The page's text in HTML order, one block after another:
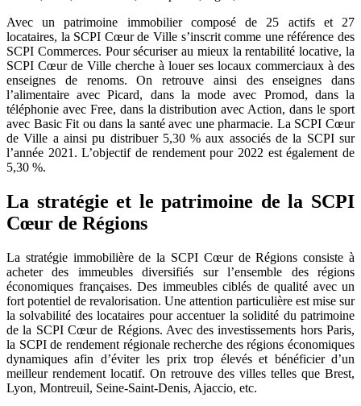
Avec un patrimoine immobilier composé de 25 actifs et 27
locataires, la SCPI Cœur de Ville s’inscrit comme une référence des
SCPI Commerces. Pour sécuriser au mieux la rentabilité locative, la
SCPI Cœur de Ville cherche à louer ses locaux commerciaux à des
enseignes de renoms. On retrouve ainsi des enseignes dans
l’alimentaire avec Picard, dans la mode avec Promod, dans la
téléphonie avec Free, dans la distribution avec Action, dans le sport
avec Basic Fit ou dans la santé avec une pharmacie. La SCPI Cœur
de Ville a ainsi pu distribuer 5,30 % aux associés de la SCPI sur
l’année 2021. L’objectif de rendement pour 2022 est également de
5,30 %.
La stratégie et le patrimoine de la SCPI
Cœur de Régions
La stratégie immobilière de la SCPI Cœur de Régions consiste à
acheter des immeubles diversifiés sur l’ensemble des régions
économiques françaises. Des immeubles ciblés de qualité avec un
fort potentiel de revalorisation. Une attention particulière est mise sur
la solvabilité des locataires pour accentuer la solidité du patrimoine
de la SCPI Cœur de Régions. Avec des investissements hors Paris,
la SCPI de rendement régionale recherche des régions économiques
dynamiques afin d’éviter les prix trop élevés et bénéficier d’un
meilleur rendement locatif. On retrouve des villes telles que Brest,
Lyon, Montreuil, Seine-Saint-Denis, Ajaccio, etc.